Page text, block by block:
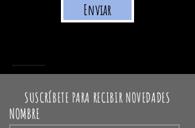
Enviar
NOMBRE
SUSCRÍBETE PARA RECIBIR NOVEDADES